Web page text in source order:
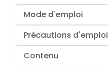
Mode d'emploi
Précautions d'emploi
Contenu